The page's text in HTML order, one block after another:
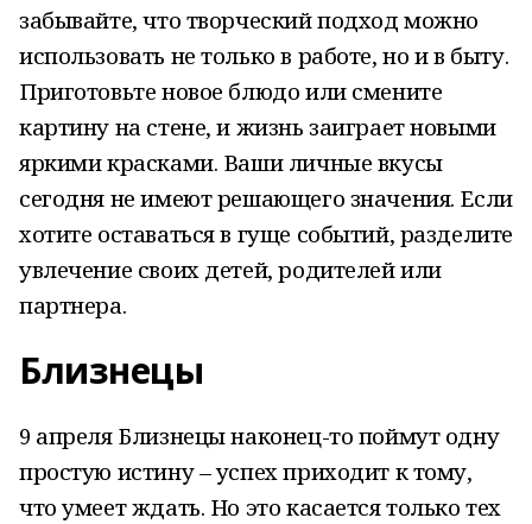
забывайте, что творческий подход можно
использовать не только в работе, но и в быту.
Приготовьте новое блюдо или смените
картину на стене, и жизнь заиграет новыми
яркими красками. Ваши личные вкусы
сегодня не имеют решающего значения. Если
хотите оставаться в гуще событий, разделите
увлечение своих детей, родителей или
партнера.
Близнецы
9 апреля Близнецы наконец-то поймут одну
простую истину – успех приходит к тому,
что умеет ждать. Но это касается только тех